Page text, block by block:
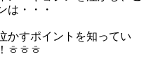
は・・・
かすポイントを知ってい
ㅎㅎㅎ